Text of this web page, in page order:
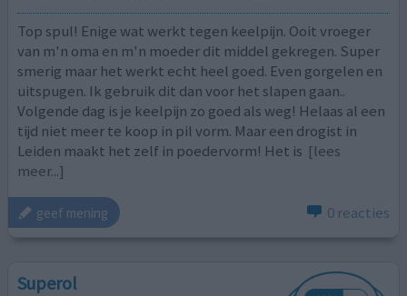
Top spul! Enige wat werkt tegen keelpijn. Ooit vroeger
van m'n oma en m'n moeder dit middel gekregen. Super
smerig maar het werkt echt heel goed. Even gorgelen en
uitspugen. Ik gebruik dit dan voor het slapen gaan..
Volgende dag is je keelpijn zo goed als weg! Helaas al een
tijd niet meer te koop in pil vorm. Maar een drogist in
Leiden maakt het zelf in poedervorm! Het is [lees
meer...]
geef mening 0 reacties
Superol